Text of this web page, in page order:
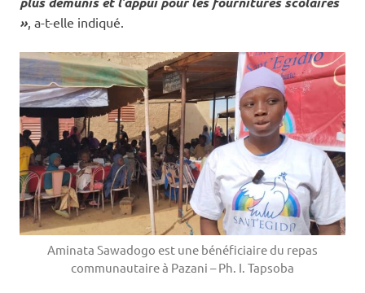
» , a-t-elle indiqué.
Aminata Sawadogo est une bénéficiaire du repas
communautaire à Pazani – Ph. I. Tapsoba